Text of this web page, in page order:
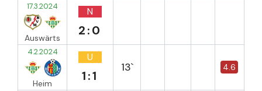
17.3.2024
Auswärts
N
2:0
4.2.2024
Heim
U
1:1
13` 4.6